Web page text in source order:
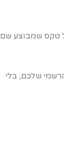
טקס שמבוצע שם
שלכם, בלי